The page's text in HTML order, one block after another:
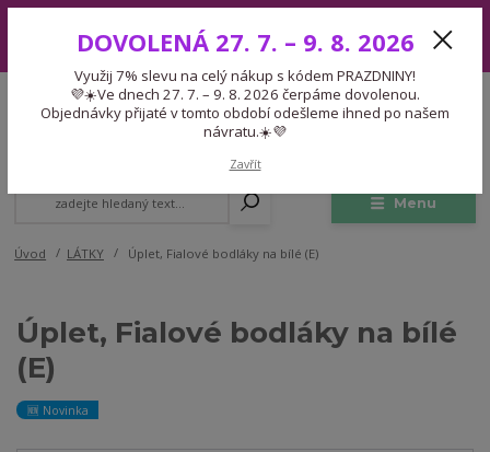
7. – 9. 8. 2026 čerpáme dovolenou. Objednávky přijaté v tomto období
odešleme ihned po našem návratu.☀️💜
Menu
CZK
Expedice 775 866 913
Po-Čt 9-15:30 Pá 9-14:30 Pauza 13-13:45
Úvod LÁTKY Úplet, Fialové bodláky na bílé (E)
Úplet, Fialové bodláky na bílé
(E)
🆕 Novinka
DOVOLENÁ 27. 7. – 9. 8. 2026
Využij 7% slevu na celý nákup s kódem PRAZDNINY!
💜☀️Ve dnech 27. 7. – 9. 8. 2026 čerpáme dovolenou.
Objednávky přijaté v tomto období odešleme ihned po našem
návratu.☀️💜
Zavřít